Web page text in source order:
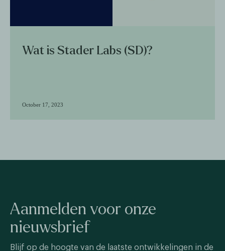
Wat is Stader Labs (SD)?
October 17, 2023
Aanmelden voor onze
nieuwsbrief
Blijf op de hoogte van de laatste ontwikkelingen in de